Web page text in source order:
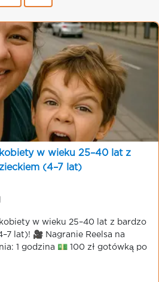
w wieku 25–40 lat z
(4–7 lat)
w wieku 25–40 lat z bardzo
lat)! 🎥 Nagranie Reelsa na
1 godzina 💵 100 zł gotówką po